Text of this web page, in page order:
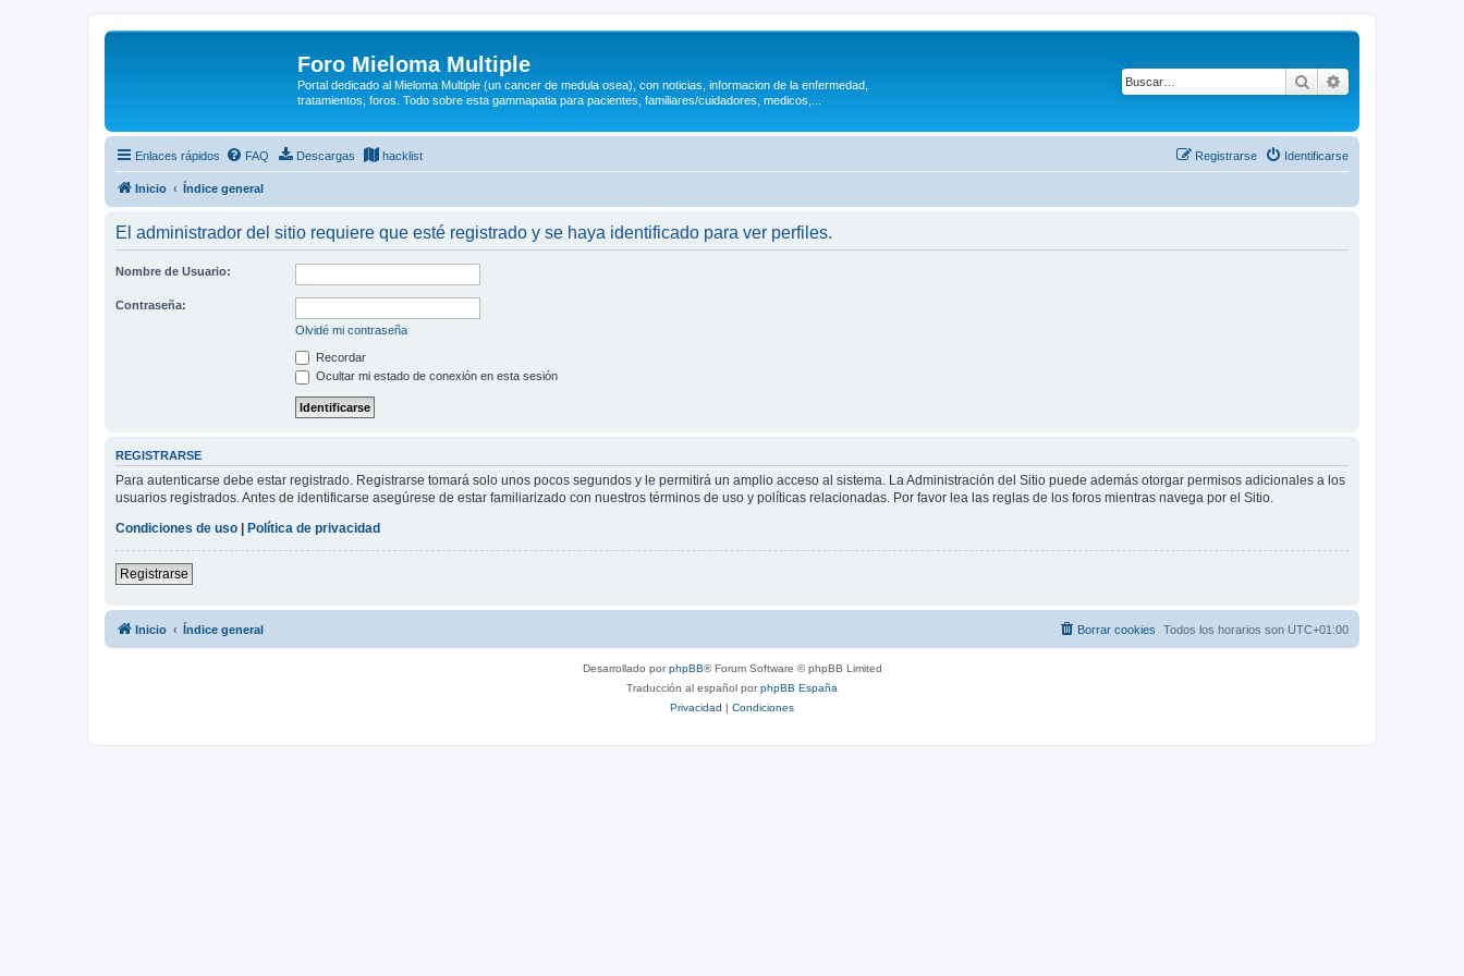
Foro Mieloma Multiple
Portal dedicado al Mieloma Multiple (un cancer de medula osea), con noticias, informacion de la enfermedad,
tratamientos, foros. Todo sobre esta gammapatia para pacientes, familiares/cuidadores, medicos,...
Buscar
Enlaces rápidos FAQ Descargas hacklist Identificarse
Registrarse
Inicio Índice general
El administrador del sitio requiere que esté registrado y se haya identificado para ver perfiles.
Nombre de Usuario:
Contraseña:
Olvidé mi contraseña
Recordar
Ocultar mi estado de conexión en esta sesión
REGISTRARSE
Para autenticarse debe estar registrado. Registrarse tomará solo unos pocos segundos y le permitirá un amplio acceso al sistema. La Administración del Sitio puede además otorgar permisos adicionales a los
usuarios registrados. Antes de identificarse asegúrese de estar familiarizado con nuestros términos de uso y políticas relacionadas. Por favor lea las reglas de los foros mientras navega por el Sitio.
Condiciones de uso
Política de privacidad
Registrarse
Inicio Índice general Todos los horarios son UTC+01:00
Borrar cookies
Desarrollado porphpBB® Forum Software © phpBB Limited
Traducción al español porphpBB España
Privacidad | Condiciones